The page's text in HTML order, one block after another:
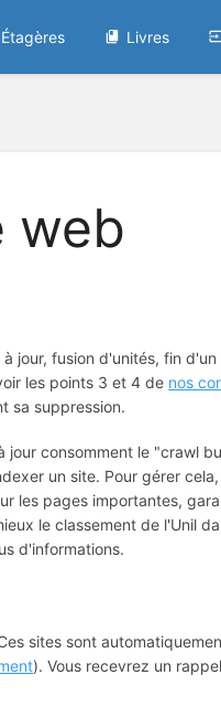
Étagères Livres
web
jour, fusion d'unités, fin
les points 3 et 4 de nos
sa suppression.
jour consomment le "crawl
un site. Pour gérer
les pages importantes,
le classement de l'Unil
d'informations.
sites sont
). Vous recevrez un